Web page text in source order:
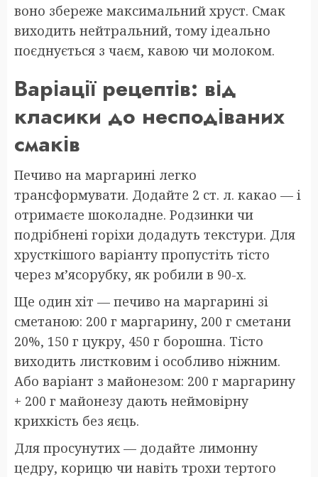
воно збереже максимальний хруст. Смак
виходить нейтральний, тому ідеально
поєднується з чаєм, кавою чи молоком.
Варіації рецептів: від
класики до несподіваних
смаків
Печиво на маргарині легко
трансформувати. Додайте 2 ст. л. какао — і
отримаєте шоколадне. Родзинки чи
подрібнені горіхи додадуть текстури. Для
хрусткішого варіанту пропустіть тісто
через м’ясорубку, як робили в 90-х.
Ще один хіт — печиво на маргарині зі
сметаною: 200 г маргарину, 200 г сметани
20%, 150 г цукру, 450 г борошна. Тісто
виходить листковим і особливо ніжним.
Або варіант з майонезом: 200 г маргарину
+ 200 г майонезу дають неймовірну
крихкість без яєць.
Для просунутих — додайте лимонну
цедру, корицю чи навіть трохи тертого